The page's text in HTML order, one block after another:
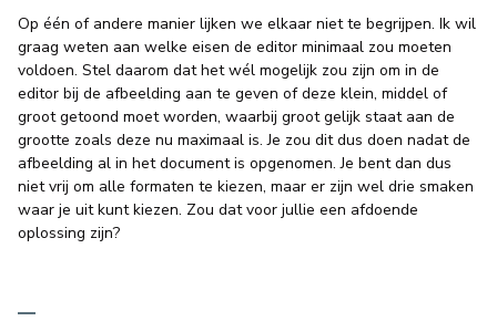
Op één of andere manier lijken we elkaar niet te begrijpen. Ik wil
graag weten aan welke eisen de editor minimaal zou moeten
voldoen. Stel daarom dat het wél mogelijk zou zijn om in de
editor bij de afbeelding aan te geven of deze klein, middel of
groot getoond moet worden, waarbij groot gelijk staat aan de
grootte zoals deze nu maximaal is. Je zou dit dus doen nadat de
afbeelding al in het document is opgenomen. Je bent dan dus
niet vrij om alle formaten te kiezen, maar er zijn wel drie smaken
waar je uit kunt kiezen. Zou dat voor jullie een afdoende
oplossing zijn?